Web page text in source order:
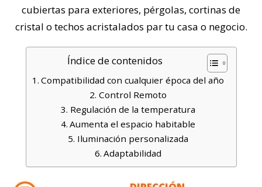
cubiertas para exteriores, pérgolas, cortinas de
cristal o techos acristalados par tu casa o negocio.
Índice de contenidos
Compatibilidad con cualquier época del año
Control Remoto
Regulación de la temperatura
Aumenta el espacio habitable
Iluminación personalizada
Adaptabilidad